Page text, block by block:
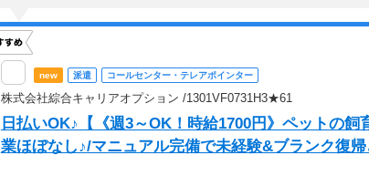
new 派遣 コールセンター・テレアポインター
株式会社綜合キャリアオプション /1301VF0731H3★61
日払いOK♪【《週3～OK！時給1700円》ペットの
業ほぼなし♪/マニュアル完備で未経験&ブランク復帰